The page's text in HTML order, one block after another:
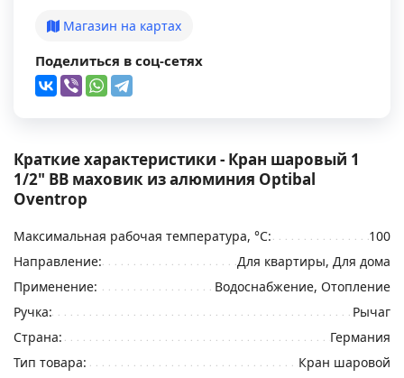
Магазин на картах
Поделиться в соц-сетях
Краткие характеристики - Кран шаровый 1
1/2" ВВ маховик из алюминия Optibal
Oventrop
Максимальная рабочая температура, °С:
100
Направление:
Для квартиры, Для дома
Применение:
Водоснабжение, Отопление
Ручка:
Рычаг
Страна:
Германия
Тип товара:
Кран шаровой